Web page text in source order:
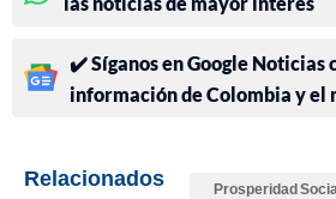
✔️ Síganos en Google Noticias
información de Colombia y el
Relacionados Prosperidad